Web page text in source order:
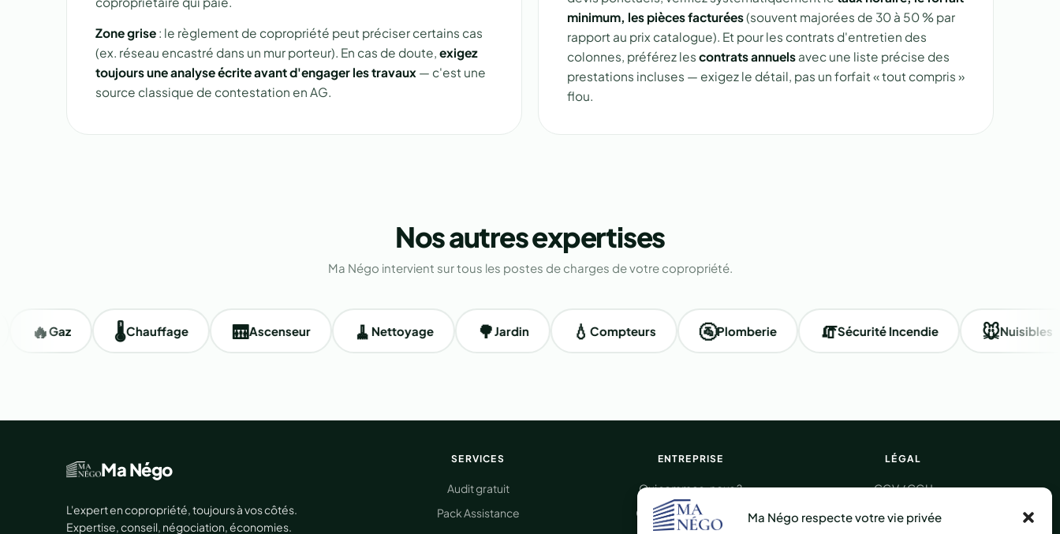
Ma Négo respecte votre vie privée
Zone grise : le règlement de copropriété peut préciser certains cas
(ex. réseau encastré dans un mur porteur). En cas de doute, exigez
toujours une analyse écrite avant d'engager les travaux — c'est une
source classique de contestation en AG.
minimum, les pièces facturées(souvent majorées de 30 à 50 % par
rapport au prix catalogue). Et pour les contrats d'entretien des
colonnes, préférez les contrats annuels avec une liste précise des
prestations incluses — exigez le détail, pas un forfait « tout compris »
flou.
Nos autresexpertises
Ma Négo intervient sur tous les postes de charges de votre copropriété.
Gaz Chauffage 🛗 Ascenseur 🧹 Nettoyage 🌳 Jardin 💧 Compteurs 🚰 Plomberie 🧯 Sécurité Incendie 🐭 Nuisibles
Ma Négo
L'expert en copropriété, toujours à vos côtés.
Expertise, conseil, négociation, économies.
SERVICES
Audit gratuit
Pack Assistance
ENTREPRISE
Qui sommes-nous ?
Comment ça marche
LÉGAL
CGV / CGU
Mentions légales